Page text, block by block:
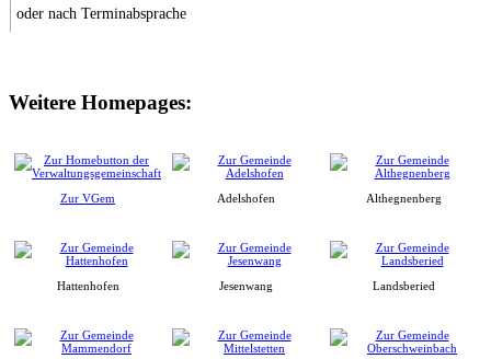
oder nach Terminabsprache
Weitere Homepages:
Zur VGem Adelshofen Althegnenberg
Hattenhofen Jesenwang Landsberied